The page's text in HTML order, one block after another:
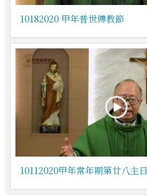
10182020 甲年普世傳教節
10112020甲年常年期第廿八主日